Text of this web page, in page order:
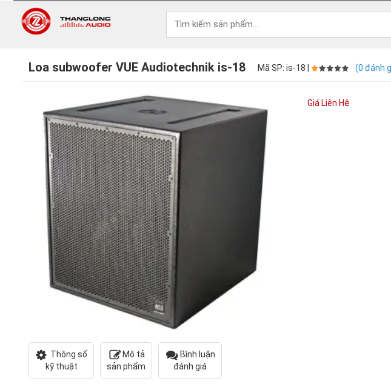
Loa subwoofer VUE Audiotechnik is-18 Mã SP: is-18 | (0 đánh
Thông số
kỹ thuật
Mô tả
sản phẩm
Bình luận
đánh giá
Giá Liên Hệ